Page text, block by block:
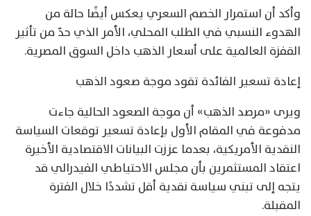
وأكد أن استمرار الخصم السعري يعكس أيضًا حالة من
الهدوء النسبي في الطلب المحلي، الأمر الذي حدّ من تأثير
القفزة العالمية على أسعار الذهب داخل السوق المصرية.
إعادة تسعير الفائدة تقود موجة صعود الذهب
ويرى «مرصد الذهب» أن موجة الصعود الحالية جاءت
مدفوعة في المقام الأول بإعادة تسعير توقعات السياسة
النقدية الأمريكية، بعدما عززت البيانات الاقتصادية الأخيرة
اعتقاد المستثمرين بأن مجلس الاحتياطي الفيدرالي قد
يتجه إلى تبني سياسة نقدية أقل تشددًا خلال الفترة
المقبلة.